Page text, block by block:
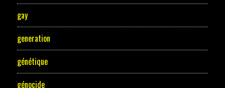
gay
generation
génétique
génocide